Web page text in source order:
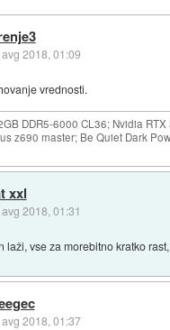
2018, 01:09
vrednosti.
DDR5-6000 CL36; Nvidia RTX
z690 master; Be Quiet Dark
xxl
2018, 01:31
laži, vse za morebitno kratko
2018, 01:37